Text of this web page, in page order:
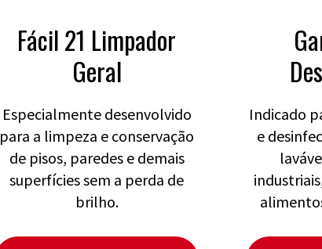
Fácil 21 Limpador
Geral
Especialmente desenvolvido
para a limpeza e conservação
de pisos, paredes e demais
superfícies sem a perda de
brilho.
Indicado
e